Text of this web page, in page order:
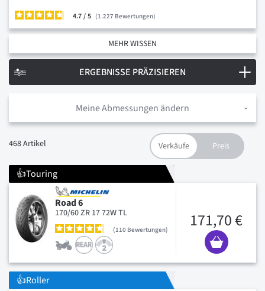
4.7/ 1.227 Bewertungen
MEHR WISSEN
Meine Abmessungen ändern
468Artikel
👍Touring
Road 6
170/60 ZR 17 72W TL
110 Bewertungen 171,70 €
👍Roller
ERGEBNISSE PRÄZISIEREN